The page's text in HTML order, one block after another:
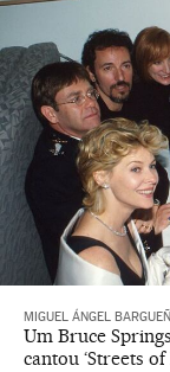
MIGUEL ÁNGEL
Um Bruce
cantou ‘Streets